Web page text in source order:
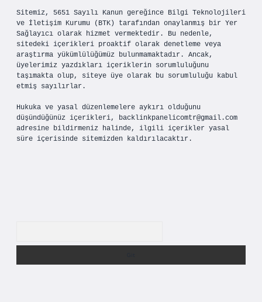
Sitemiz, 5651 Sayılı Kanun gereğince Bilgi Teknolojileri
ve İletişim Kurumu (BTK) tarafından onaylanmış bir Yer
Sağlayıcı olarak hizmet vermektedir. Bu nedenle,
sitedeki içerikleri proaktif olarak denetleme veya
araştırma yükümlülüğümüz bulunmamaktadır. Ancak,
üyelerimiz yazdıkları içeriklerin sorumluluğunu
taşımakta olup, siteye üye olarak bu sorumluluğu kabul
etmiş sayılırlar.
Hukuka ve yasal düzenlemelere aykırı olduğunu
düşündüğünüz içerikleri, backlinkpanelicomtr@gmail.com
adresine bildirmeniz halinde, ilgili içerikler yasal
süre içerisinde sitemizden kaldırılacaktır.